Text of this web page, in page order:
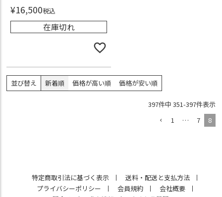
¥16,500税込
在庫切れ
並び替え 新着順 価格が高い順 価格が安い順
397件中 351-397件表示
1
… 7 8
特定商取引法に基づく表示
送料・配送と支払方法
プライバシーポリシー
会員規約
会社概要